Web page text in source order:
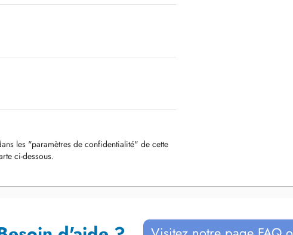
les "paramètres de confidentialité" de cette
ci-dessous.